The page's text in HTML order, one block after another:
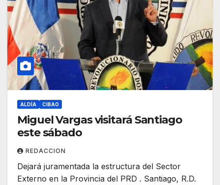
ALDÍA CIBAO
Miguel Vargas visitará Santiago
este sábado
REDACCION
Dejará juramentada la estructura del Sector
Externo en la Provincia del PRD . Santiago, R.D.